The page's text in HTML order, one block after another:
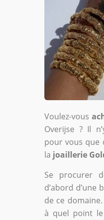
Voulez-vous
Overijse ? Il
pour vous que
la joaillerie
Se procurer
d’abord d’une
de ce
à quel point